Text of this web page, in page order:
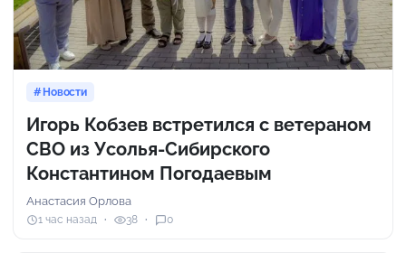
Новости
Игорь Кобзев встретился с ветераном
СВО из Усолья-Сибирского
Константином Погодаевым
Анастасия Орлова
1 час назад 38 0